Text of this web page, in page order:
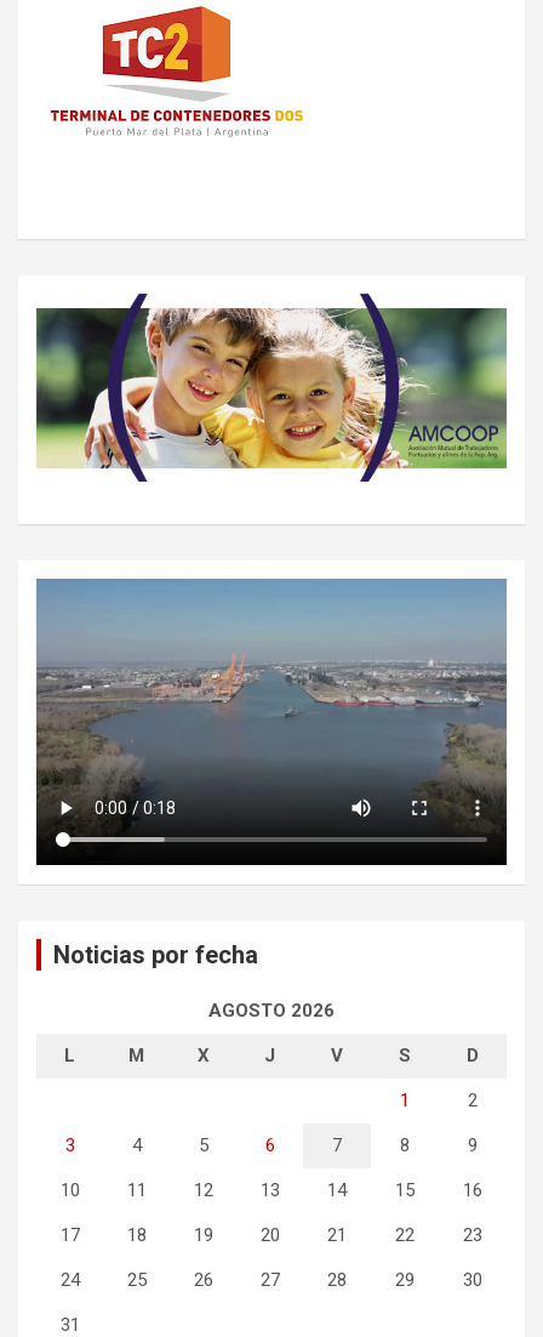
Noticias por fecha
AGOSTO 2026
L M X J V S D
1 2
3 4 5 6 7 8 9
10 11 12 13 14 15 16
17 18 19 20 21 22 23
24 25 26 27 28 29 30
31